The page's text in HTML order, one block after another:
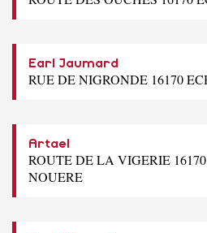
Earl Jaumard
RUE DE NIGRONDE 16170
Artael
ROUTE DE LA VIGERIE
NOUERE